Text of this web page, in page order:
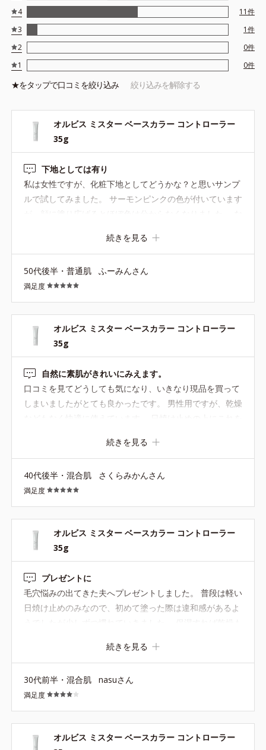
カリエキス、キウイエキス
※サンカット指数＝SPF20/PA++
ことではありません。
4
11件
3
1件
2
0件
1
0件
★をタップで口コミを絞り込み 絞り込みを解除する
オルビス ミスター ベースカラー コントローラー
35g
下地としては有り
私は女性ですが、化粧下地としてどうかな？と思いサンプ
ルで試してみました。 サーモンピンクの色が付いています
す、とありますが、よくわかりません(^_^;) 伸びがすごく
カテカもしません。日焼け止め効果もあり。 上からアドバ
ンスパウダーを重ねましたが、モロモロなどはなし。 少し
ピンクっぽい血色のいい顔になったかな？ 顔色補正の下地
としては有りだと思いました。鼻のテカリは他の下地でも
出ますしね。
続きを見る
50代後半・普通肌 ふーみんさん
満足度
オルビス ミスター ベースカラー コントローラー
35g
自然に素肌がきれいにみえます。
口コミを見てどうしても気になり、いきなり現品を買って
しまいましたがとても良かったです。 男性用ですが、乾燥
などもなく快適に使えています。 日焼け止めの上にこれを
げると素肌がとても自然に綺麗に見えます。くまやそばか
す。
続きを見る
40代後半・混合肌 さくらみかんさん
満足度
オルビス ミスター ベースカラー コントローラー
35g
プレゼントに
毛穴悩みの出てきた夫へプレゼントしました。 普段は軽い
日焼け止めのみなので、初めて塗った際は違和感があるよ
より隠れているように思います。 夏は流石に汗をかくので
続きを見る
30代前半・混合肌 nasuさん
満足度
オルビス ミスター ベースカラー コントローラー